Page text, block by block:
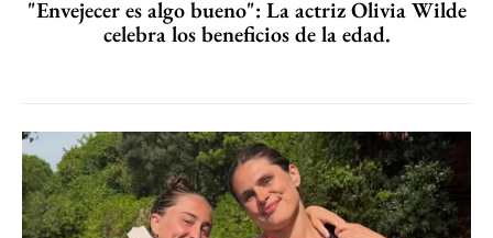
"Envejecer es algo bueno": La actriz Olivia Wilde
celebra los beneficios de la edad.